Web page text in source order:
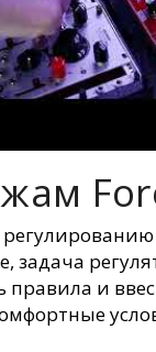
правила и